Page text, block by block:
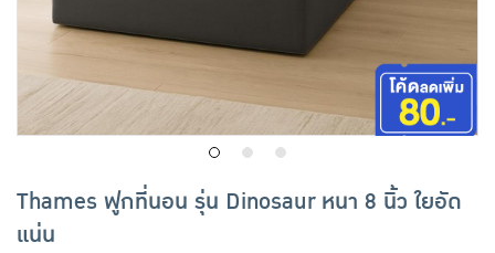
อาหารสด ผัก ผลไม้และเบเกอรี่
Thames ฟูกที่นอน รุ่น Dinosaur หนา 8 นิ้ว ใยอัด
แน่น